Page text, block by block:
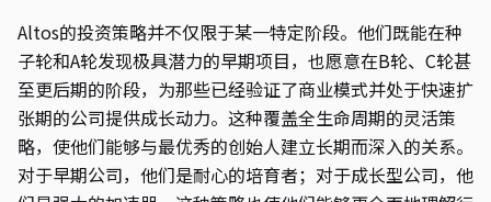
Altos的投资策略并不仅限于某一特定阶段。他们既能在种
子轮和A轮发现极具潜力的早期项目，也愿意在B轮、C轮甚
至更后期的阶段，为那些已经验证了商业模式并处于快速扩
张期的公司提供成长动力。这种覆盖全生命周期的灵活策
略，使他们能够与最优秀的创始人建立长期而深入的关系。
对于早期公司，他们是耐心的培育者；对于成长型公司，他